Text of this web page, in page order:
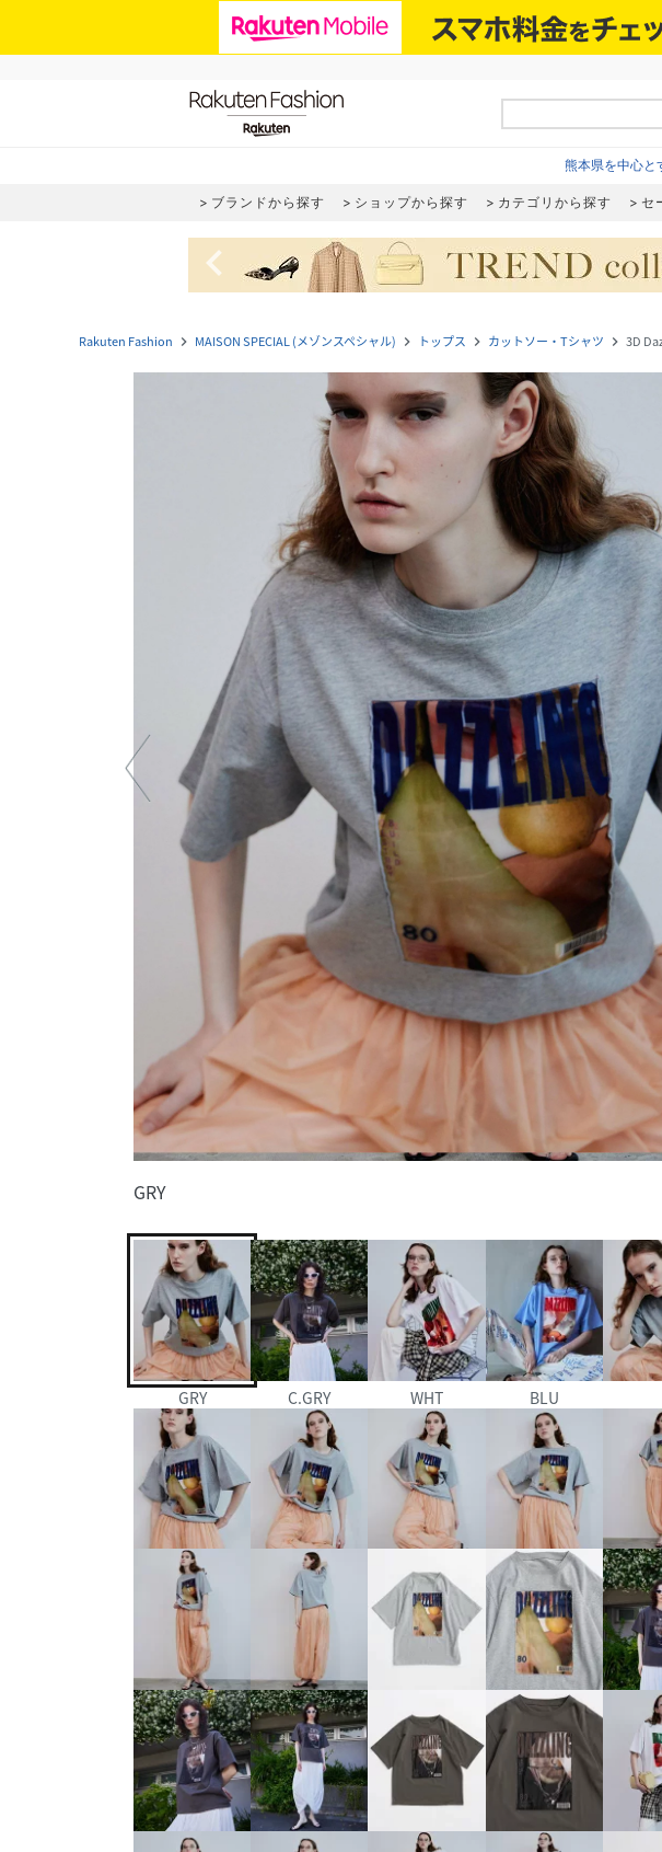
熊本県を中心と
ブランドから探す ショップから探す カテゴリから探す セ
navigate_before
Rakuten Fashion navigate_next MAISON SPECIAL (メゾンスペシャル) navigate_next トップス navigate_next カットソー・Tシャツ navigate_next 3D
GRY
GRY C.GRY WHT BLU